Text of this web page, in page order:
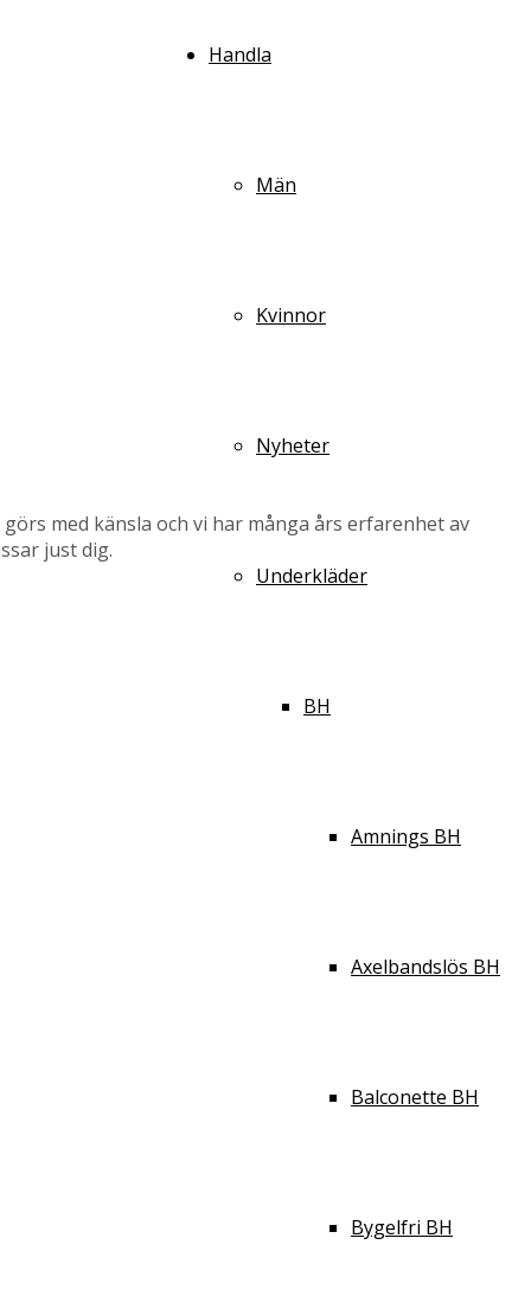
Handla
Män
Kvinnor
Nyheter
Underkläder
BH
Amnings BH
Axelbandslös BH
Balconette BH
Bygelfri BH
med känsla och vi har många års erfarenhet av
just dig.